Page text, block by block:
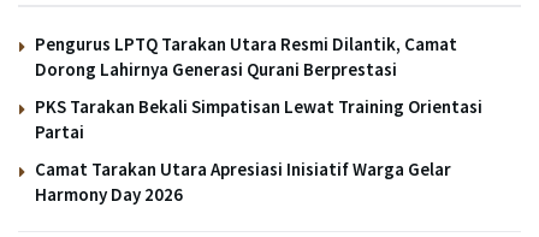
Pengurus LPTQ Tarakan Utara Resmi Dilantik, Camat
Dorong Lahirnya Generasi Qurani Berprestasi
PKS Tarakan Bekali Simpatisan Lewat Training Orientasi
Partai
Camat Tarakan Utara Apresiasi Inisiatif Warga Gelar
Harmony Day 2026